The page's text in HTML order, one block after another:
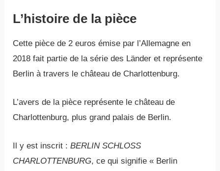
L’histoire de la pièce
Cette pièce de 2 euros émise par l’Allemagne en
2018 fait partie de la série des Länder et représente
Berlin à travers le château de Charlottenburg.
L’avers de la pièce représente le château de
Charlottenburg, plus grand palais de Berlin.
Il y est inscrit :BERLIN SCHLOSS
CHARLOTTENBURG, ce qui signifie « Berlin